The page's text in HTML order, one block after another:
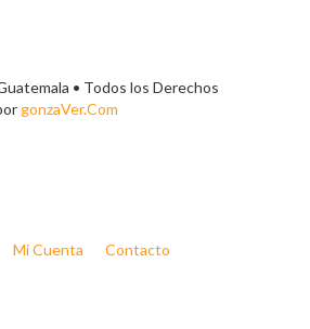
• Todos los Derechos
gonzaVer.Com
Mi Cuenta Contacto